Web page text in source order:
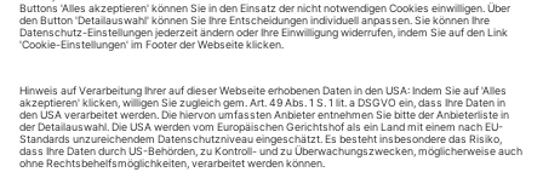
dafür ihre Persönlichkeit aus dem ersten Leben an der
Garderobe abgeben. Rachid Ouramdane dreht das Prinzip
Persönlichkeiten am Lyon Opéra Ballet ernennt er zu seinen
Superstars. Ein Tänzer ist ein...